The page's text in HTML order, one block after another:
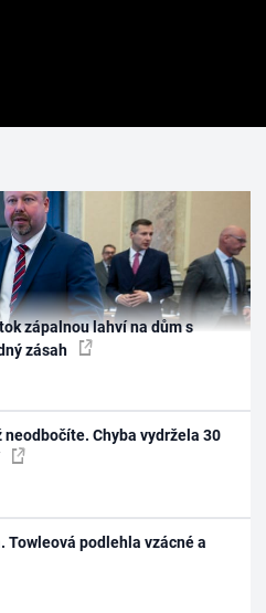
zápalnou lahví na dům s
zásah
neodbočíte. Chyba vydržela 30
podlehla vzácné a